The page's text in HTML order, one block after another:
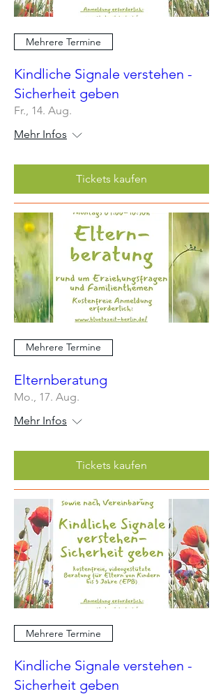
Mehrere Termine
Kindliche Signale verstehen -
Sicherheit geben
Fr., 14. Aug.
Mehr Infos
Tickets kaufen
Mehrere Termine
Elternberatung
Mo., 17. Aug.
Mehr Infos
Tickets kaufen
Mehrere Termine
Kindliche Signale verstehen -
Sicherheit geben